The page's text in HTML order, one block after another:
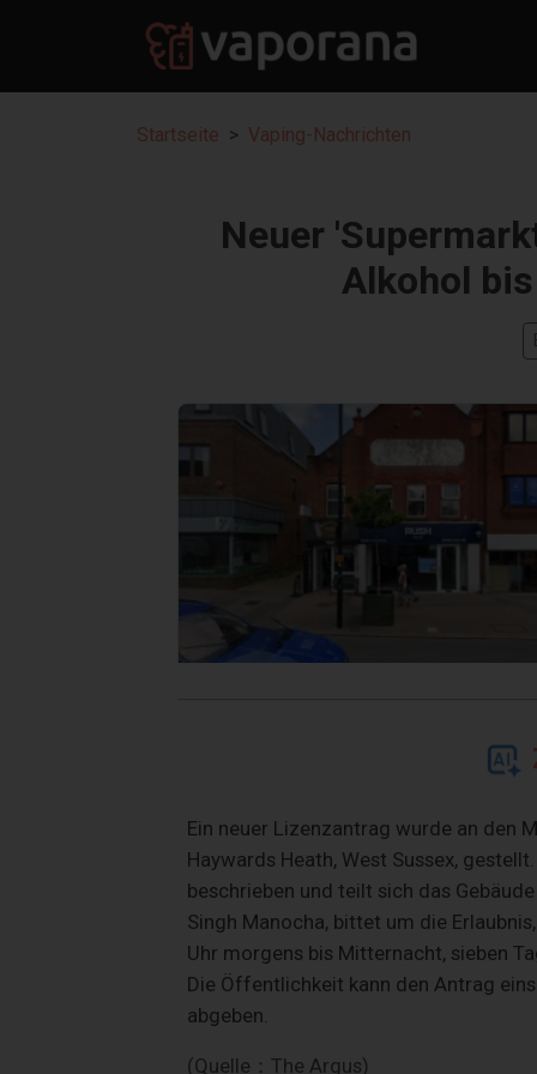
Startseite Vaping-Nachrichten
Neuer
Alkohol
Ein neuer Lizenzantrag wurde an den
Haywards Heath, West Sussex,
beschrieben und teilt sich das
Singh Manocha, bittet um die
Uhr morgens bis Mitternacht, sieben
Die Öffentlichkeit kann den Antrag
abgeben.
(Quelle：The Argus)